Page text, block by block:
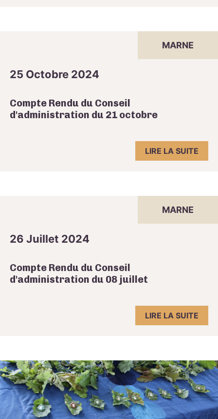
MARNE
25 Octobre 2024
Compte Rendu du Conseil
d'administration du 21 octobre
LIRE LA SUITE
MARNE
26 Juillet 2024
Compte Rendu du Conseil
d'administration du 08 juillet
LIRE LA SUITE